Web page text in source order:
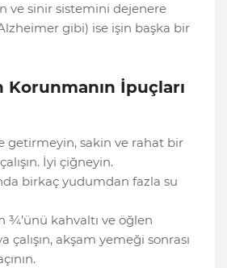
ve sinir sistemini dejenere
gibi) ise işin başka bir
Korunmanın İpuçları
getirmeyin, sakin ve rahat bir
İyi çiğneyin.
birkaç yudumdan fazla su
¾’ünü kahvaltı ve öğlen
akşam yemeği sonrası